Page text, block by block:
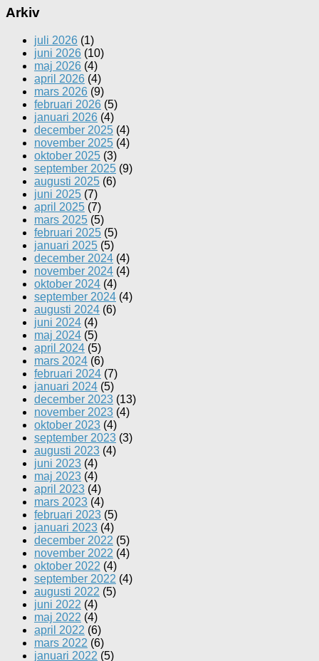
Arkiv
juli 2026 (1)
juni 2026 (10)
maj 2026 (4)
april 2026 (4)
mars 2026 (9)
februari 2026 (5)
januari 2026 (4)
december 2025 (4)
november 2025 (4)
oktober 2025 (3)
september 2025 (9)
augusti 2025 (6)
juni 2025 (7)
april 2025 (7)
mars 2025 (5)
februari 2025 (5)
januari 2025 (5)
december 2024 (4)
november 2024 (4)
oktober 2024 (4)
september 2024 (4)
augusti 2024 (6)
juni 2024 (4)
maj 2024 (5)
april 2024 (5)
mars 2024 (6)
februari 2024 (7)
januari 2024 (5)
december 2023 (13)
november 2023 (4)
oktober 2023 (4)
september 2023 (3)
augusti 2023 (4)
juni 2023 (4)
maj 2023 (4)
april 2023 (4)
mars 2023 (4)
februari 2023 (5)
januari 2023 (4)
december 2022 (5)
november 2022 (4)
oktober 2022 (4)
september 2022 (4)
augusti 2022 (5)
juni 2022 (4)
maj 2022 (4)
april 2022 (6)
mars 2022 (6)
januari 2022 (5)